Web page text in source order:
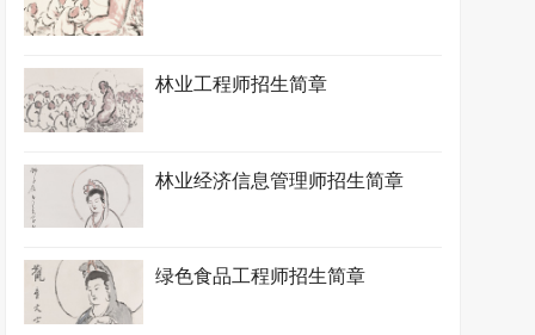
林业工程师招生简章
林业经济信息管理师招生简章
绿色食品工程师招生简章